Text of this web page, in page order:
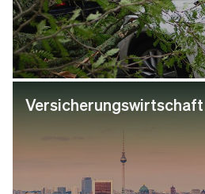
Versicherungswirtschaft